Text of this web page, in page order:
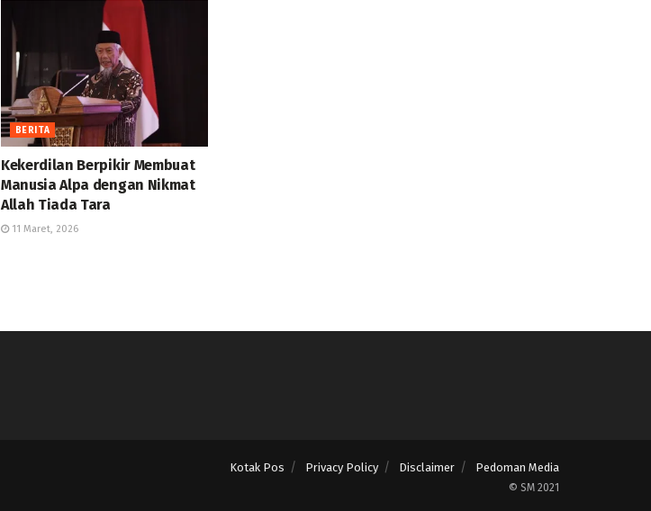
BERITA
Kekerdilan Berpikir Membuat
Manusia Alpa dengan Nikmat
Allah Tiada Tara
11 Maret, 2026
Kotak Pos Privacy Policy Disclaimer Pedoman Media
© SM 2021